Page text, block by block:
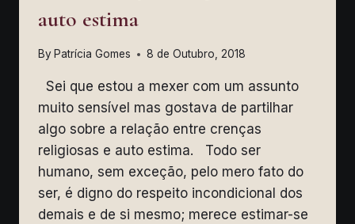
auto estima
By Patrícia Gomes 8 de Outubro, 2018
Sei que estou a mexer com um assunto
muito sensível mas gostava de partilhar
algo sobre a relação entre crenças
religiosas e auto estima. Todo ser
humano, sem exceção, pelo mero fato do
ser, é digno do respeito incondicional dos
demais e de si mesmo; merece estimar-se